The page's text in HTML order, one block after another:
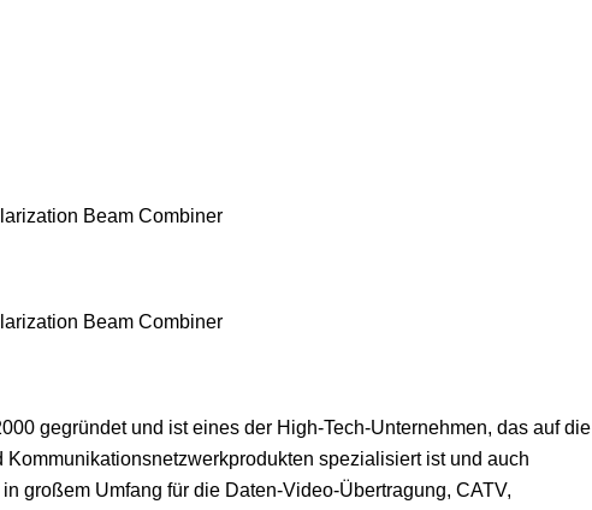
gegründet und ist eines der High-Tech-Unternehmen, das auf die
spezialisiert ist und auch
großem Umfang für die Daten-Video-Übertragung, CATV,